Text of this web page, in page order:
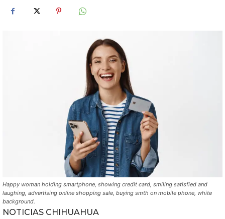
Happy woman holding smartphone, showing credit card, smiling satisfied and
laughing, advertising online shopping sale, buying smth on mobile phone, white
background.
NOTICIAS CHIHUAHUA